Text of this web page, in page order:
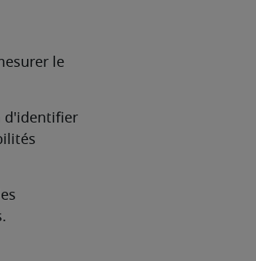
le
d'identifier